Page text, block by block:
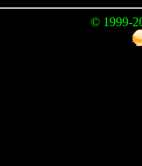
© 1999-